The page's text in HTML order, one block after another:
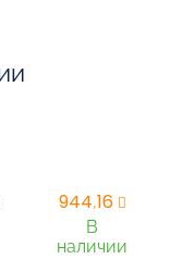
944,16
В
наличии